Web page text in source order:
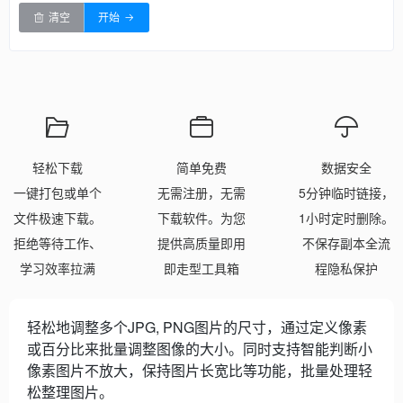
清空 开始
轻松下载
一键打包或单个
文件极速下载。
拒绝等待工作、
学习效率拉满
简单免费
无需注册，无需
下载软件。为您
提供高质量即用
即走型工具箱
数据安全
5分钟临时链接，
1小时定时删除。
不保存副本全流
程隐私保护
轻松地调整多个JPG, PNG图片的尺寸，通过定义像素
或百分比来批量调整图像的大小。同时支持智能判断小
像素图片不放大，保持图片长宽比等功能，批量处理轻
松整理图片。